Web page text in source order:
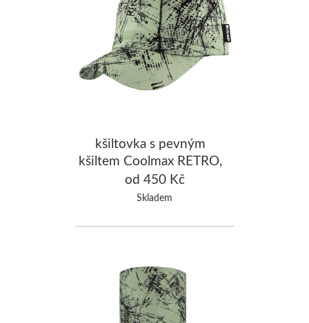
kšiltovka s pevným
kšiltem Coolmax RETRO,
olivová
od 450 Kč
Skladem